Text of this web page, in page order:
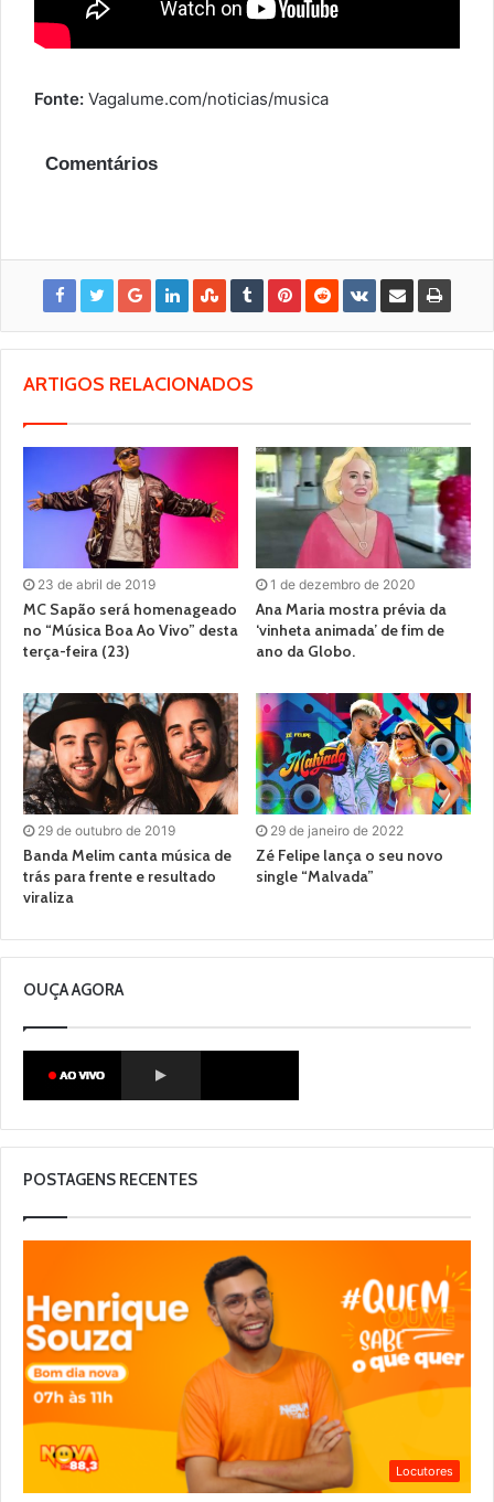
Fonte: Vagalume.com/noticias/musica
Comentários
ARTIGOS RELACIONADOS
23 de abril de 2019
MC Sapão será homenageado
no “Música Boa Ao Vivo” desta
terça-feira (23)
1 de dezembro de 2020
Ana Maria mostra prévia da
‘vinheta animada’ de fim de
ano da Globo.
29 de outubro de 2019
Banda Melim canta música de
trás para frente e resultado
viraliza
29 de janeiro de 2022
Zé Felipe lança o seu novo
single “Malvada”
OUÇA AGORA
POSTAGENS RECENTES
Locutores